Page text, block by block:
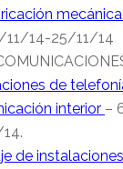
mecánica
11/14-25/11/14
de
interior –
de